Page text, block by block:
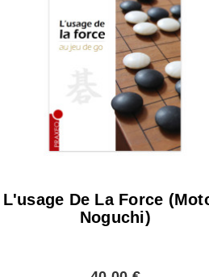
L'usage De La Force
Noguchi)